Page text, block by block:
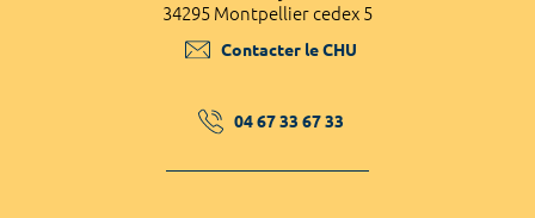
34295 Montpellier cedex 5
Contacter le CHU
04 67 33 67 33